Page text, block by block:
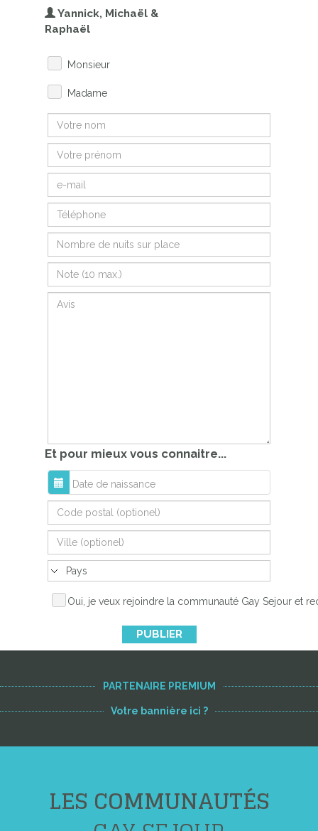
Yannick, Michaël &
Raphaël
Monsieur
Madame
Et pour mieux vous connaitre...
Oui, je veux rejoindre la communauté Gay Sejour et
PUBLIER
PARTENAIRE PREMIUM
Votre bannière ici ?
LES COMMUNAUTÉS